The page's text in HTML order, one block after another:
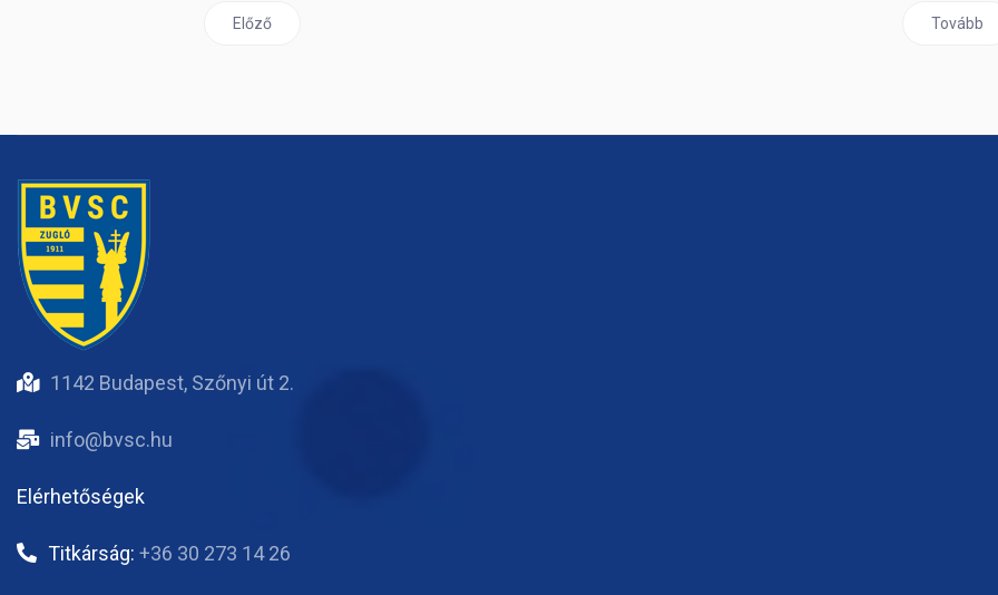
Előző cikk: A Ferencváros nyerte az első felvonást
Előző Tovább
1142 Budapest, Szőnyi út 2.
info@bvsc.hu
Elérhetőségek
Titkárság: +36 30 273 14 26